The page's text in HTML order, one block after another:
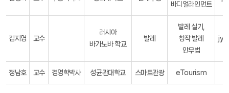
바디얼라인먼트
김지영 교수
러시아
바가노바 학교
발레
발레 실기,
창작 발레
안무법
정남호 교수 경영학박사 성균관대학교 스마트관광 eTourism